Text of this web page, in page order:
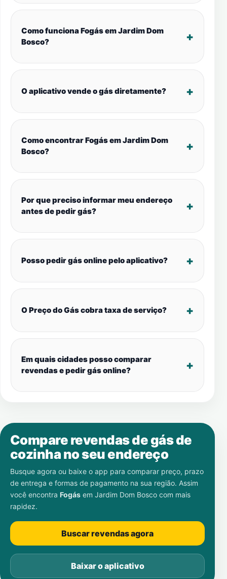
Como funciona Fogás em Jardim Dom
Bosco?
O aplicativo vende o gás diretamente?
Como encontrar Fogás em Jardim Dom
Bosco?
Por que preciso informar meu endereço
antes de pedir gás?
Posso pedir gás online pelo aplicativo?
O Preço do Gás cobra taxa de serviço?
Em quais cidades posso comparar
revendas e pedir gás online?
Compare revendas de gás de
cozinha no seu endereço
Busque agora ou baixe o app para comparar preço, prazo
de entrega e formas de pagamento na sua região. Assim
você encontra Fogás em Jardim Dom Bosco com mais
rapidez.
Buscar revendas agora
Baixar o aplicativo